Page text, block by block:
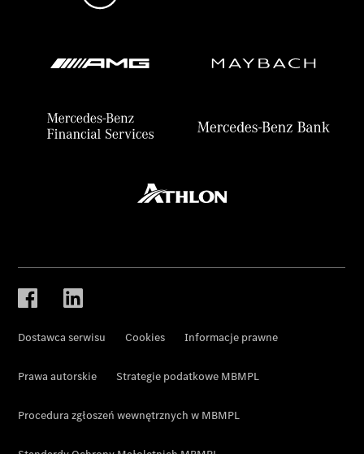
Dostawca serwisu Cookies Informacje prawne
Prawa autorskie Strategie podatkowe MBMPL
Procedura zgłoszeń wewnętrznych w MBMPL